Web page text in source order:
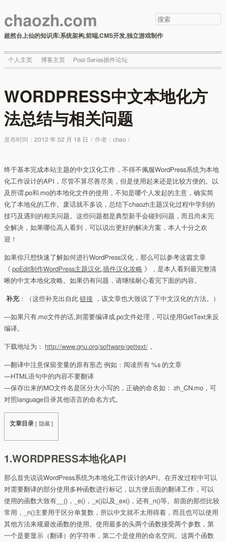
chaozh.com
超然台上仙的知识库:系统架构,前端,CMS开发,独立游戏制作
个人主页 博客主页 Post-Series插件论坛
WORDPRESS中文本地化方
法总结与相关问题
发布时间：2012 年 02 月 18 日 / 作者：chao /
终于基本完成本站主题的中文汉化工作，不得不佩服WordPress系统为本地
化工作设计的API，尽管不算尽善尽美，但是使用起来还是比较方便的。以
及所谓.po和.mo的本地化文件的使用，不知是哪个人发起的主意，确实简
化了本地化的工作。废话就不多说，总结下chaozh主题汉化过程中学到的
技巧及遇到的相关问题。这些问题都是典型新手会碰到问题，而且尚未完
全解决，如果哪位高人看到，可以说出更好的解决方案，本人十分之欢
迎！
如果你只想快速了解如何进行WordPress汉化，那么可以参考这篇文章
《 poEdit制作WordPress主题汉化,插件汉化攻略 》，是本人看到最完整清
晰的中文本地化攻略。如果仍有问题，请继续耐心看完下面的内容。
补充：（这些补充出自此 链接 ，该文章也大致说了下中文汉化的方法。）
—如果只有.mo文件的话,则需要编译成.po文件处理，可以使用GetText来反
编译。
下载地址为： http://www.gnu.org/software/gettext/ 。
—翻译中注意保留变量的原有形态 例如：阅读所有 %s 的文章
—HTML语句中的内容不要翻译
—保存出来的MO文件名是区分大小写的，正确的命名如： zh_CN.mo，可
对照language目录其他语言的命名方式。
文章目录 [ 隐藏 ]
1.WORDPRESS本地化API
那么首先说说WordPress系统为本地化工作设计的API。在开发过程中可以
对需要翻译的部分使用多种函数进行标记，以方便后面的翻译工作，可以
使用的函数大致有__()，_e()，_x()以及_ex()，还有_n()等。前面的那些比较
常用，_n()主要用于区分单复数，所以中文就不太用得着，而且也可以使用
其他方法来规避改函数的使用。使用最多的头两个函数接受两个参数，第
一个是要显示（翻译）的字符串，第二个是使用的命名空间。这两个函数